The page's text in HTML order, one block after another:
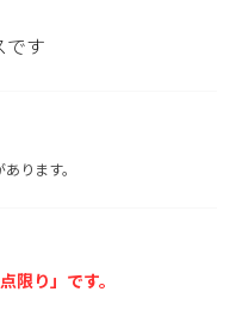
です
ります。
限り」です。